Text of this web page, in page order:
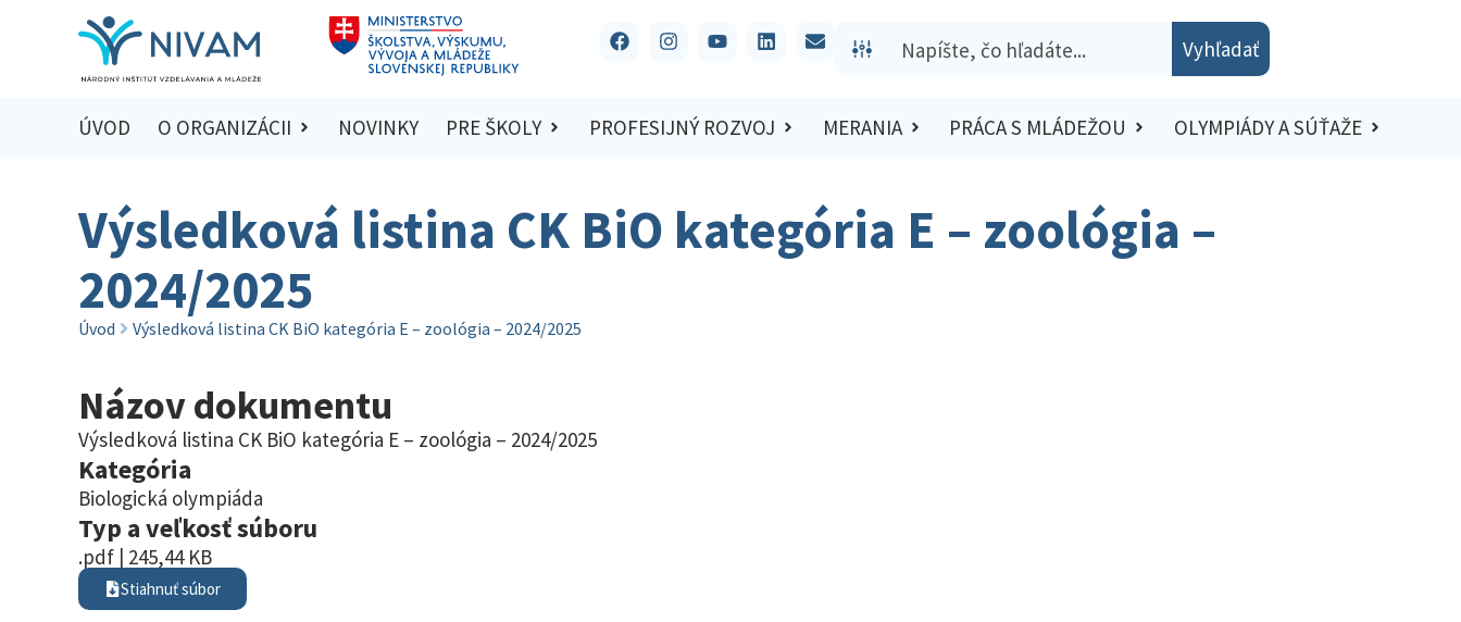
Vyhľadať
ÚVOD O ORGANIZÁCII NOVINKY PRE ŠKOLY PROFESIJNÝ ROZVOJ MERANIA PRÁCA S MLÁDEŽOU OLYMPIÁDY A SÚŤAŽE
Výsledková listina CK BiO kategória E – zoológia –
2024/2025
Úvod Výsledková listina CK BiO kategória E – zoológia – 2024/2025
Názov dokumentu
Výsledková listina CK BiO kategória E – zoológia – 2024/2025
Kategória
Biologická olympiáda
Typ a veľkosť súboru
.pdf | 245,44 KB
Stiahnuť súbor